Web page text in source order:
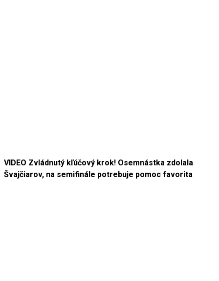
VIDEO Zvládnutý kľúčový krok! Osemnástka zdolala
Švajčiarov, na semifinále potrebuje pomoc favorita